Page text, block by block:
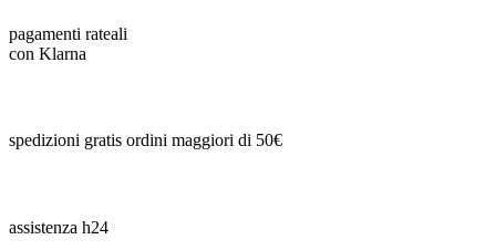
pagamenti rateali
con Klarna
spedizioni gratis ordini maggiori di 50€
assistenza h24